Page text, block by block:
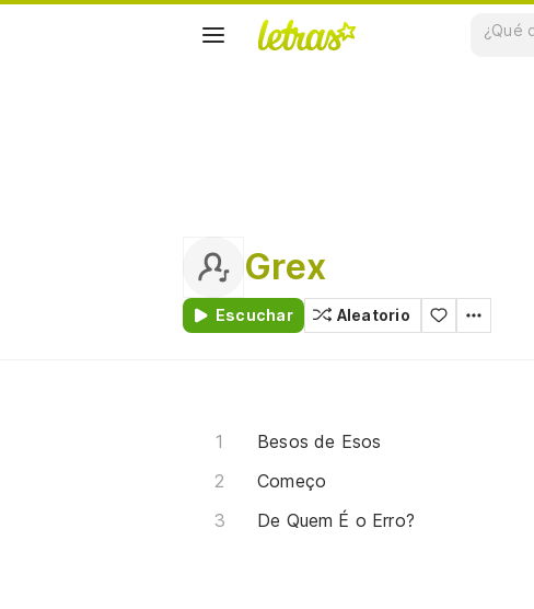
Grex
Escuchar Aleatorio
Besos de Esos
Começo
De Quem É o Erro?